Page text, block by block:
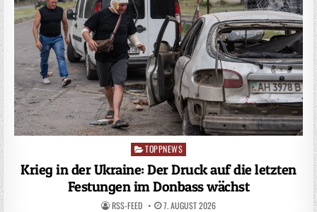
Posted
TOPPNEWS
Krieg in der Ukraine: Der Druck auf die letzten
Festungen im Donbass wächst
RSS-FEED 7. AUGUST 2026